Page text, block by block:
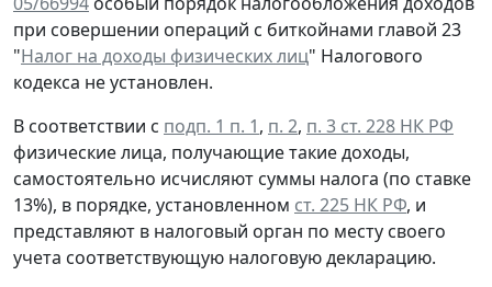
при совершении операций с биткойнами главой 23
"Налог на доходы физических лиц" Налогового
кодекса не установлен.
В соответствии с подп. 1 п. 1, п. 2, п. 3 ст. 228 НК РФ
физические лица, получающие такие доходы,
самостоятельно исчисляют суммы налога (по ставке
13%), в порядке, установленном ст. 225 НК РФ, и
представляют в налоговый орган по месту своего
учета соответствующую налоговую декларацию.